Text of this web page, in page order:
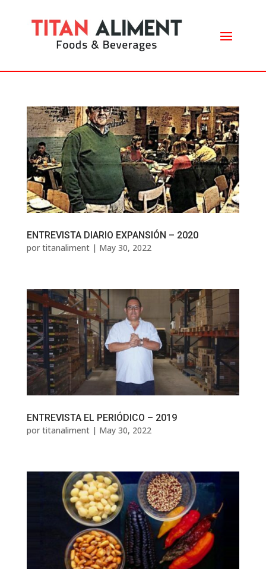
ENTREVISTA DIARIO EXPANSIÓN – 2020
por titanaliment| May 30, 2022
ENTREVISTA EL PERIÓDICO – 2019
por titanaliment| May 30, 2022